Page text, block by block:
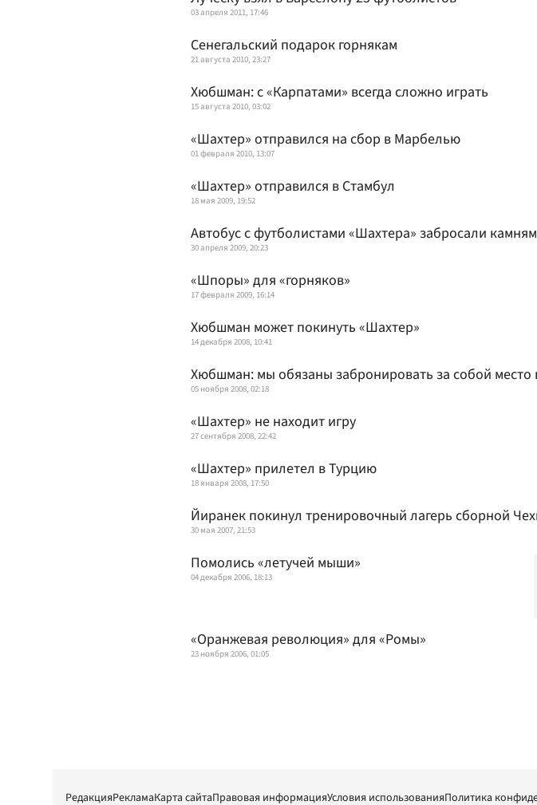
03 апреля 2011, 17:46
Сенегальский подарок горнякам
21 августа 2010, 23:27
Хюбшман: с «Карпатами» всегда сложно играть
15 августа 2010, 03:02
«Шахтер» отправился на сбор в Марбелью
01 февраля 2010, 13:07
«Шахтер» отправился в Стамбул
18 мая 2009, 19:52
Автобус с футболистами «Шахтера» забросали
30 апреля 2009, 20:23
«Шпоры» для «горняков»
17 февраля 2009, 16:14
Хюбшман может покинуть «Шахтер»
14 декабря 2008, 10:41
Хюбшман: мы обязаны забронировать за собой место
05 ноября 2008, 02:18
«Шахтер» не находит игру
27 сентября 2008, 22:42
«Шахтер» прилетел в Турцию
18 января 2008, 17:50
Йиранек покинул тренировочный лагерь сборной
30 мая 2007, 21:53
Помолись «летучей мыши»
04 декабря 2006, 18:13
«Оранжевая революция» для «Ромы»
23 ноября 2006, 01:05
РедакцияРекламаКарта сайтаПравовая информацияУсловия использованияПолитика